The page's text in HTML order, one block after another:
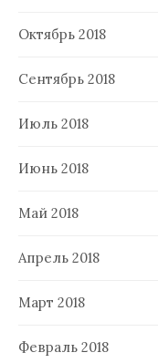
Октябрь 2018
Сентябрь 2018
Июль 2018
Июнь 2018
Май 2018
Апрель 2018
Март 2018
Февраль 2018